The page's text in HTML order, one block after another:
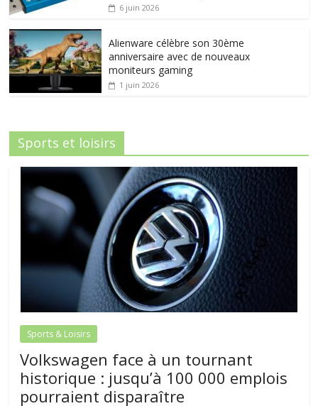
6 juin 2026
Alienware célèbre son 30ème
anniversaire avec de nouveaux
moniteurs gaming
1 juin 2026
Sports et loisirs
Sports & Loisirs
Volkswagen face à un tournant
historique : jusqu’à 100 000 emplois
pourraient disparaître